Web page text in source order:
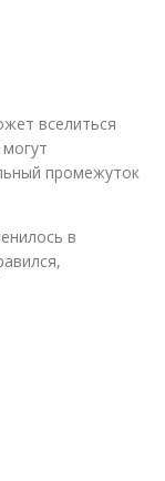
вселиться
промежуток
в